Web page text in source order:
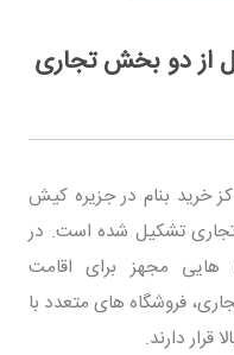
از دو بخش تجاری
خرید بنام در جزیره کیش
تشکیل شده است. در
مجهز برای اقامت
فروشگاه های متعدد با
دارند.